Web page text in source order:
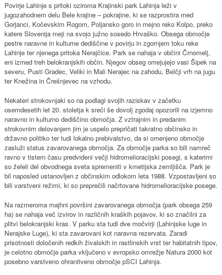
Povirje Lahinje s pritoki oziroma Krajinski park Lahinja leži v
jugozahodnem delu Bele krajine – pokrajine, ki se razprostira med
Gorjanci, Kočevskim Rogom, Poljansko goro in mejno reko Kolpo, preko
katere Slovenija meji na svojo južno sosedo Hrvaško. Obsega območje
pestre naravne in kulturne dediščine v povirju in zgornjem toku reke
Lahinje ter njenega pritoka Nerajčice. Park se nahaja v občini Črnomelj,
eni izmed treh belokranjskih občin. Njegov obseg omejujejo vasi Šipek na
severu, Pusti Gradec, Veliki in Mali Nerajec na zahodu, Belčji vrh na jugu
ter Knežina in Črešnjevec na vzhodu.
Nekateri strokovnjaki so na podlagi svojih raziskav v začetku
osemdesetih let 20. stoletja k sreči še dovolj zgodaj opozorili na izjemno
naravno in kulturno dediščino območja. Z vztrajnim in predanim
strokovnim delovanjem jim je uspelo prepričati takratno občinsko in
državno politiko ter tudi lokalno prebivalstvo, da si omenjeno območje
zasluži status zavarovanega območja. Za območje parka so bili namreč
ravno v tistem času predvideni večji hidromelioracijski posegi, s katerimi
so želeli del obvodnega sveta spremeniti v kmetijska zemljišča. Park je
bil naposled ustanovljen z občinskim odlokom leta 1988. Vzpostavljeni so
bili varstveni režimi, ki so preprečili načrtovane hidromelioracijske posege.
Na razmeroma majhni površini zavarovanega območja (park obsega 259
ha) se nahaja več izvirov in različnih kraških pojavov, ki so značilni za
plitvi belokranjski kras. V parku sta tudi dve močvirji (Lahinjske luge in
Nerajske Luge), ki sta zavarovani kot naravna rezervata. Zaradi
prisotnosti določenih redkih živalskih in rastlinskih vrst ter habitatnih tipov,
je celotno območje parka vključeno v evropsko omrežje Natura 2000 kot
posebno varstveno ohranitveno območje pSCI Lahinja.